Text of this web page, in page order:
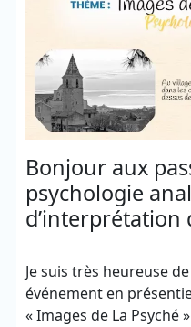
Bonjour aux
psychologie
d’interprétation
Je suis très heureuse
événement en
« Images de La Psyché